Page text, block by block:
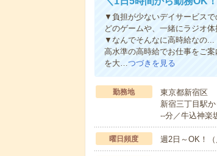
▼負担が少ないデイサービス
どのゲームや、一緒にラジオ
▼なんでそんなに高時給なの
高水準の高時給でお仕事をご
を大…つづきを見る
勤務地
東京都新宿区
新宿三丁目駅
--分／牛込神楽
曜日頻度 週2日～OK！